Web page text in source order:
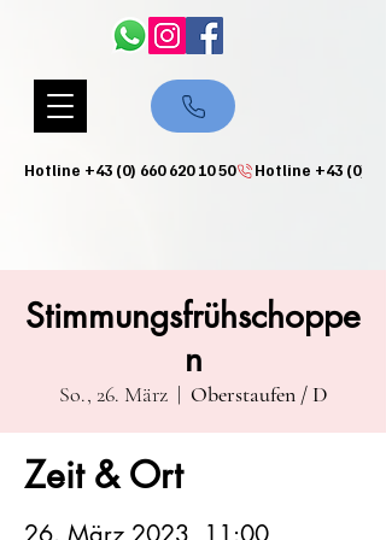
Hotline +43 (0) 660 620 10 50
Stimmungsfrühschoppe
n
So., 26. März
  |
Oberstaufen / D
Zeit & Ort